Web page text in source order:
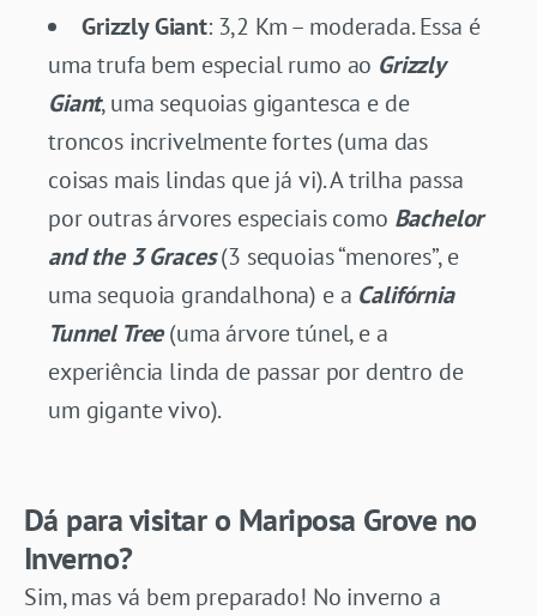
Grizzly Giant: 3,2 Km – moderada. Essa é
uma trufa bem especial rumo ao Grizzly
Giant, uma sequoias gigantesca e de
troncos incrivelmente fortes (uma das
coisas mais lindas que já vi). A trilha passa
por outras árvores especiais como Bachelor
and the 3 Graces(3 sequoias “menores”, e
uma sequoia grandalhona) e a Califórnia
Tunnel Tree(uma árvore túnel, e a
experiência linda de passar por dentro de
um gigante vivo).
Dá para visitar o Mariposa Grove no
Inverno?
Sim, mas vá bem preparado! No inverno a